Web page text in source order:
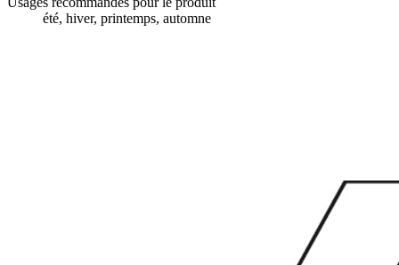
été, hiver, printemps, automne